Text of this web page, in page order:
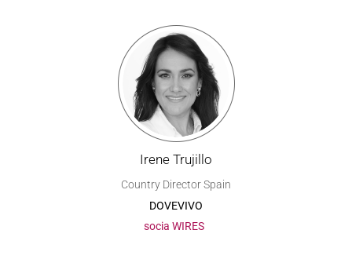
Irene Trujillo
Country Director Spain
DOVEVIVO
socia WIRES